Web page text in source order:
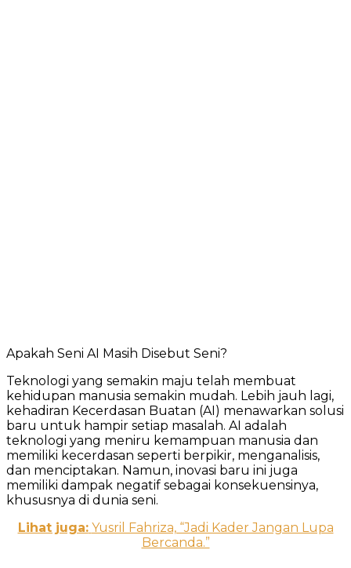
Apakah Seni AI Masih Disebut Seni?
Teknologi yang semakin maju telah membuat
kehidupan manusia semakin mudah. Lebih jauh lagi,
kehadiran Kecerdasan Buatan (AI) menawarkan solusi
baru untuk hampir setiap masalah. AI adalah
teknologi yang meniru kemampuan manusia dan
memiliki kecerdasan seperti berpikir, menganalisis,
dan menciptakan. Namun, inovasi baru ini juga
memiliki dampak negatif sebagai konsekuensinya,
khususnya di dunia seni.
Lihat juga: Yusril Fahriza, “Jadi Kader Jangan Lupa
Bercanda.”